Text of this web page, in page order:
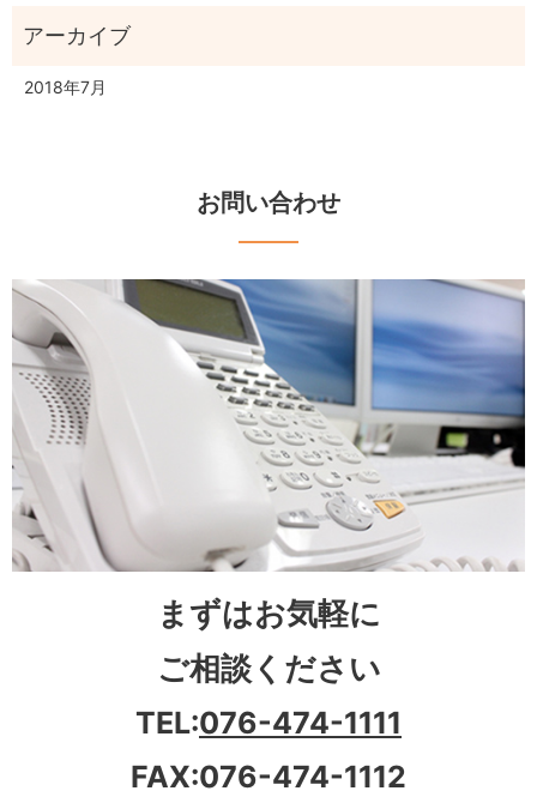
2018年7月
お問い合わせ
まずはお気軽に
ご相談ください
TEL:076-474-1111
FAX:076-474-1112